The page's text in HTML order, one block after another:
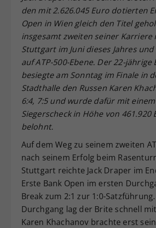
den mit 2.626.045 Euro dotierten
Open in Wien gleich den Titel
insgesamt zweiten seiner Karriere
Stuttgart im Juni dieses Jahres
auf ATP-500-Ebene. Der 22-jährige
besiegte am Sonntag im Finale in
Stadthalle den Russen Karen
6:4, 7:5 und wurde dafür mit einem
Siegerscheck in Höhe von 461.920
belohnt.
Auf dem Weg zu seinem zweiten
nach seinem Erfolg beim
Stuttgart reichte Jack Draper im
Erste Bank Open im ersten
Break zum 2:1 zur 1:0-
Durchgang lag der Brite schnell
Karen Khachanov brachte erst
Zweck
Dieser Wert speichert
Einstellungen. Unter
zufällig generierte ID,
historische Speicherung
vorgenommen
Webseiten-Betreiber
hat.